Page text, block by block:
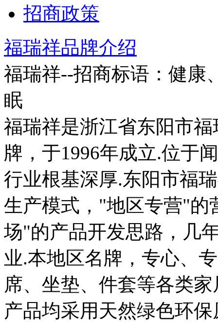
招商政策
福瑞祥品牌介绍
福瑞祥--招商标语： 健康
眠
福瑞祥是浙江省东阳市
牌，于1996年成立.位于
行业根基深厚.东阳市福
生产模式，"地区专营"的
场"的产品开发思路，几
业.本地区名牌，专心、
席、坐垫、件套等各类
产品均采用天然绿色环